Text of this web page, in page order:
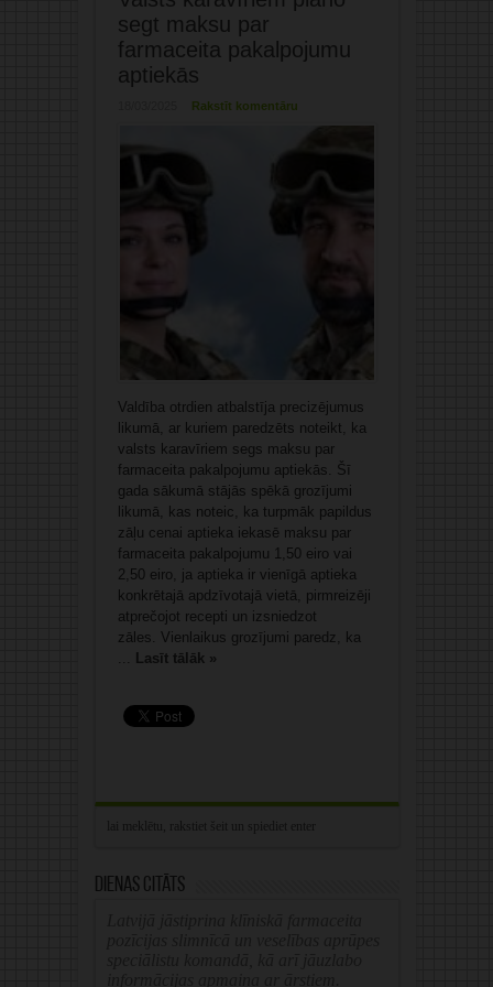
segt maksu par
farmaceita pakalpojumu
aptiekās
Rakstīt komentāru
Valdība otrdien atbalstīja precizējumus
likumā, ar kuriem paredzēts noteikt, ka
valsts karavīriem segs maksu par
farmaceita pakalpojumu aptiekās. Šī
gada sākumā stājās spēkā grozījumi
likumā, kas noteic, ka turpmāk papildus
zāļu cenai aptieka iekasē maksu par
farmaceita pakalpojumu 1,50 eiro vai
2,50 eiro, ja aptieka ir vienīgā aptieka
konkrētajā apdzīvotajā vietā, pirmreizēji
atprečojot recepti un izsniedzot
zāles. Vienlaikus grozījumi paredz, ka
... Lasīt tālāk »
Dienas citāts